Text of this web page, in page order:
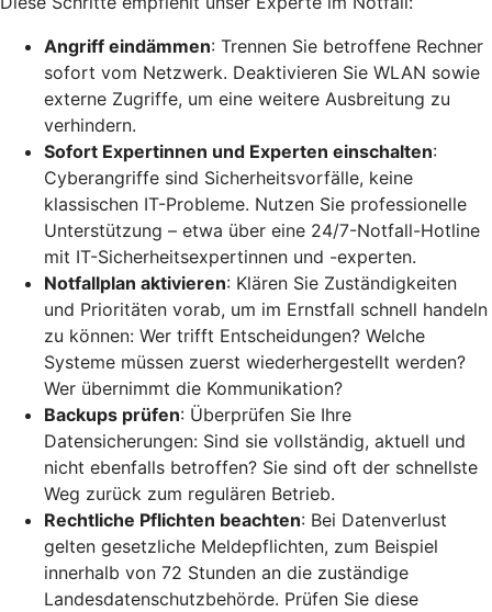
Angriff eindämmen: Trennen Sie betroffene Rechner
sofort vom Netzwerk. Deaktivieren Sie WLAN sowie
externe Zugriffe, um eine weitere Ausbreitung zu
verhindern.
Sofort Expertinnen und Experten einschalten:
Cyberangriffe sind Sicherheitsvorfälle, keine
klassischen IT-Probleme. Nutzen Sie professionelle
Unterstützung – etwa über eine 24/7-Notfall-Hotline
mit IT-Sicherheitsexpertinnen und -experten.
Notfallplan aktivieren: Klären Sie Zuständigkeiten
und Prioritäten vorab, um im Ernstfall schnell handeln
zu können: Wer trifft Entscheidungen? Welche
Systeme müssen zuerst wiederhergestellt werden?
Wer übernimmt die Kommunikation?
Backups prüfen: Überprüfen Sie Ihre
Datensicherungen: Sind sie vollständig, aktuell und
nicht ebenfalls betroffen? Sie sind oft der schnellste
Weg zurück zum regulären Betrieb.
Rechtliche Pflichten beachten: Bei Datenverlust
gelten gesetzliche Meldepflichten, zum Beispiel
innerhalb von 72 Stunden an die zuständige
Landesdatenschutzbehörde. Prüfen Sie diese